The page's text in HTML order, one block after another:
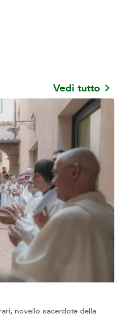
Vedi tutto
novello sacerdote della